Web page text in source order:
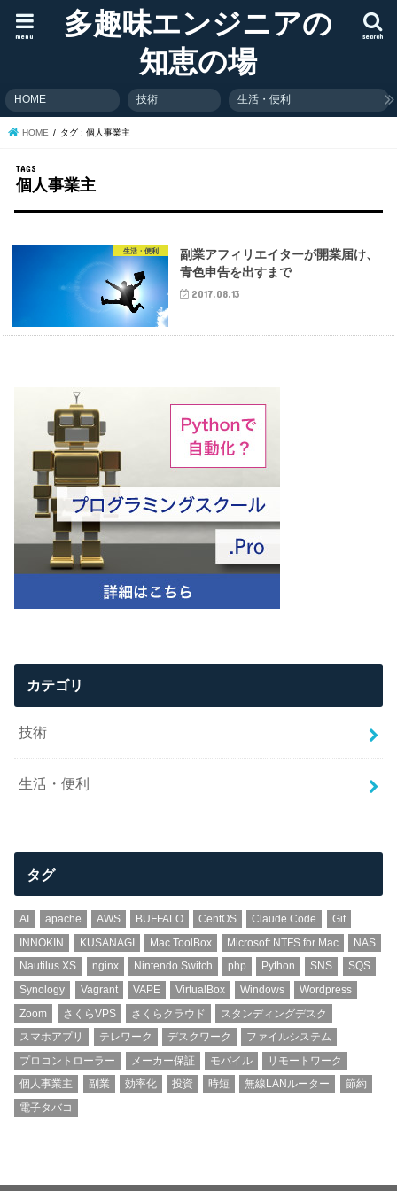
多趣味エンジニアの
知恵の場
search
menu
HOME 技術 生活・便利
HOME タグ : 個人事業主
個人事業主
生活・便利
副業アフィリエイターが開業届け、
青色申告を出すまで
2017.08.13
カテゴリ
技術
生活・便利
タグ
AI apache AWS BUFFALO CentOS Claude Code
Git
INNOKIN
KUSANAGI Mac ToolBox Microsoft NTFS for Mac
NAS
Nautilus XS
nginx Nintendo Switch php Python SNS
SQS
Synology
Vagrant VAPE VirtualBox Windows
Wordpress
Zoom
さくらVPS さくらクラウド
スタンディングデスク
スマホアプリ
テレワーク デスクワーク
ファイルシステム
プロコントローラー
メーカー保証 モバイル
リモートワーク
個人事業主
副業 効率化 投資 時短 無線LANルーター
節約
電子タバコ